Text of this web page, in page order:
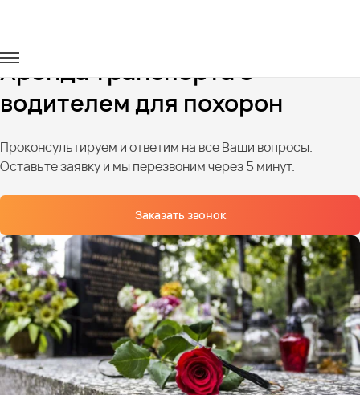
Аренда транспорта с
водителем для похорон
Проконсультируем и ответим на все Ваши вопросы.
Оставьте заявку и мы перезвоним через 5 минут.
Заказать звонок